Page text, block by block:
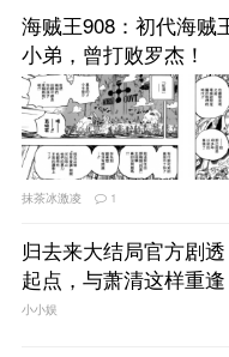
海贼王908：初代海贼
小弟，曾打败罗杰！
抹茶冰激凌 1
归去来大结局官方剧
起点，与萧清这样重逢
小小娱